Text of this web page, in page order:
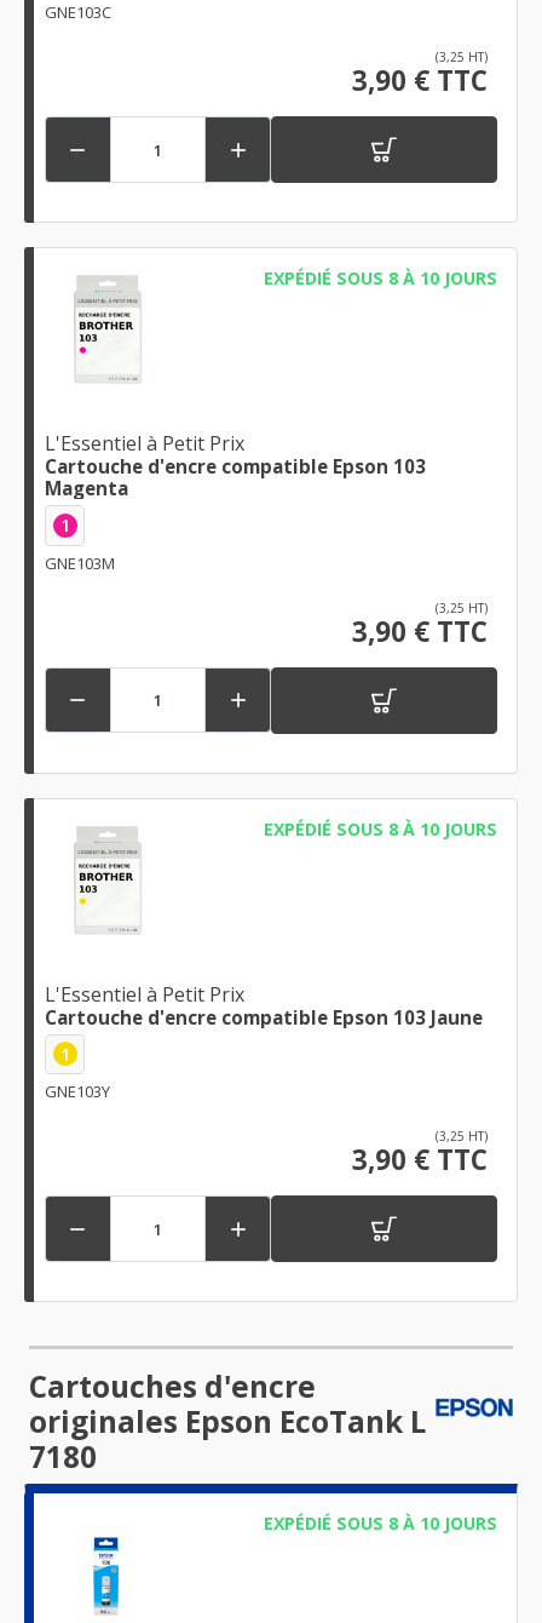
GNE103C
(3,25 HT)
3,90 € TTC
 
EXPÉDIÉ SOUS 8 À 10 JOURS
L'Essentiel à Petit Prix
Cartouche d'encre compatible Epson 103
Magenta
1
GNE103M
(3,25 HT)
3,90 € TTC
 
EXPÉDIÉ SOUS 8 À 10 JOURS
L'Essentiel à Petit Prix
Cartouche d'encre compatible Epson 103 Jaune
1
GNE103Y
(3,25 HT)
3,90 € TTC
 
Cartouches d'encre
originales Epson EcoTank L
7180
EXPÉDIÉ SOUS 8 À 10 JOURS